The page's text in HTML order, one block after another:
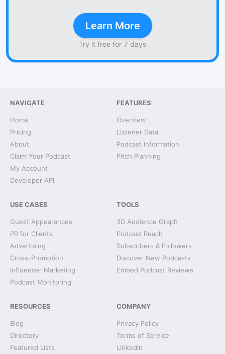
Learn More
Try it free for 7 days
NAVIGATE
Home
Pricing
About
Claim Your Podcast
My Account
Developer API
FEATURES
Overview
Listener Data
Podcast Information
Pitch Planning
USE CASES
Guest Appearances
PR for Clients
Advertising
Cross-Promotion
Influencer Marketing
Podcast Monitoring
TOOLS
3D Audience Graph
Podcast Reach
Subscribers & Followers
Discover New Podcasts
Embed Podcast Reviews
RESOURCES
Blog
Directory
Featured Lists
COMPANY
Privacy Policy
Terms of Service
LinkedIn